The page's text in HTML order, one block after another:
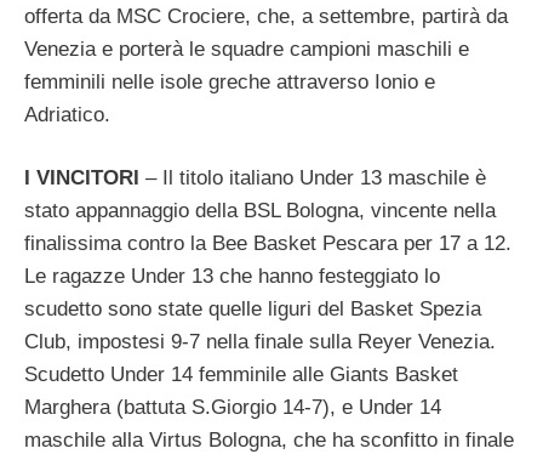
offerta da MSC Crociere, che, a settembre, partirà da
Venezia e porterà le squadre campioni maschili e
femminili nelle isole greche attraverso Ionio e
Adriatico.
I VINCITORI – Il titolo italiano Under 13 maschile è
stato appannaggio della BSL Bologna, vincente nella
finalissima contro la Bee Basket Pescara per 17 a 12.
Le ragazze Under 13 che hanno festeggiato lo
scudetto sono state quelle liguri del Basket Spezia
Club, impostesi 9-7 nella finale sulla Reyer Venezia.
Scudetto Under 14 femminile alle Giants Basket
Marghera (battuta S.Giorgio 14-7), e Under 14
maschile alla Virtus Bologna, che ha sconfitto in finale